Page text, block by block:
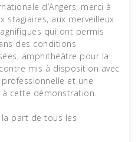
d’Angers, merci à
stagiaires, aux merveilleux
qui ont permis
des conditions
amphithéâtre pour la
mis à disposition avec
et une
cette démonstration.
la part de tous les